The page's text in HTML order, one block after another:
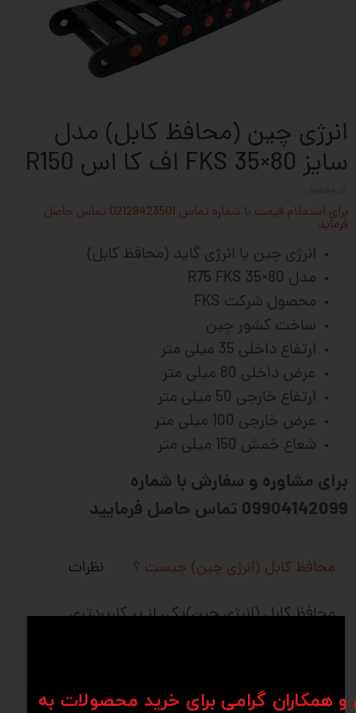
انرژی چین (محافظ کابل) مدل
سایز 80×35 FKS اف کا اس R150
برای استعلام قیمت با شماره تماس 02128423501 تماس حاصل
فرماید
انرژی چین یا انرژی گاید (محافظ کابل)
مدل R75 FKS 35×80
محصول شرکت FKS
ساخت کشور چین
ارتفاع داخلی 35 میلی متر
عرض داخلی 80 میلی متر
ارتفاع خارجی 50 میلی متر
عرض خارجی 100 میلی متر
شعاع خمش 150 میلی متر
برای مشاوره و سفارش با شماره
09904142099 تماس حاصل فرمایید
محافظ کابل (انرژی چین) چیست ؟ نظرات
محافظ کابل (انرژی چین)یکی از پر کاربردتری
كابل در حقيقت قطعات پليمری از جنس پلی
همکاران گرامی برای خرید محصولات به